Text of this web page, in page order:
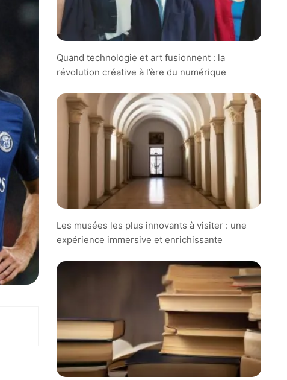
Quand technologie et art fusionnent : la
révolution créative à l’ère du numérique
Les musées les plus innovants à visiter : une
expérience immersive et enrichissante